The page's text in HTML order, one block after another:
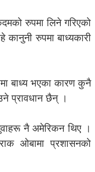
रुपमा लिने गरिएको
कानुनी रुपमा बाध्यकारी
बाध्य भएका कारण कुनै
प्रावधान छैन् ।
नै अमेरिकन थिए ।
ओबामा प्रशासनको